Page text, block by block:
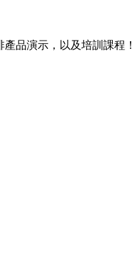
品演示，以及培訓課程！